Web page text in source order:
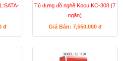
đ
Tủ đựng đồ nghề Kocu KC-308 (7
ngăn)
Giá Bán: 7,550,000 đ